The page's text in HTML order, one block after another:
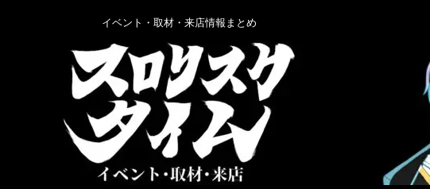
イベント・取材・来店情報まとめ